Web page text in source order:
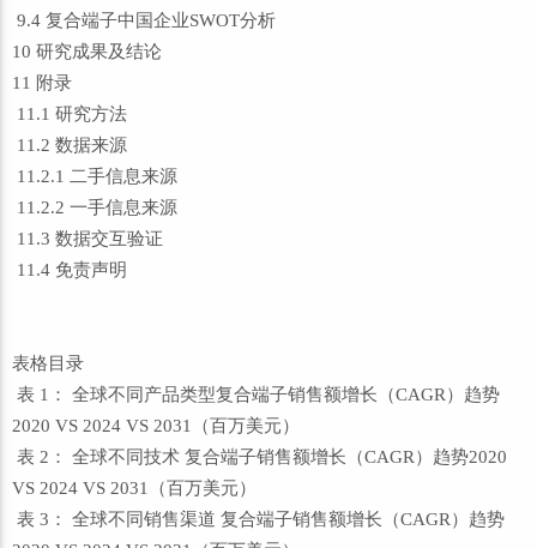
9.4 复合端子中国企业SWOT分析
10 研究成果及结论
11 附录
11.1 研究方法
11.2 数据来源
11.2.1 二手信息来源
11.2.2 一手信息来源
11.3 数据交互验证
11.4 免责声明
表格目录
表 1： 全球不同产品类型复合端子销售额增长（CAGR）趋势
2020 VS 2024 VS 2031（百万美元）
表 2： 全球不同技术 复合端子销售额增长（CAGR）趋势2020
VS 2024 VS 2031（百万美元）
表 3： 全球不同销售渠道 复合端子销售额增长（CAGR）趋势